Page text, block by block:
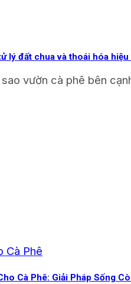
lý đất chua và thoái hóa hiệu
vườn cà phê bên
Cà Phê: Giải Pháp Sống